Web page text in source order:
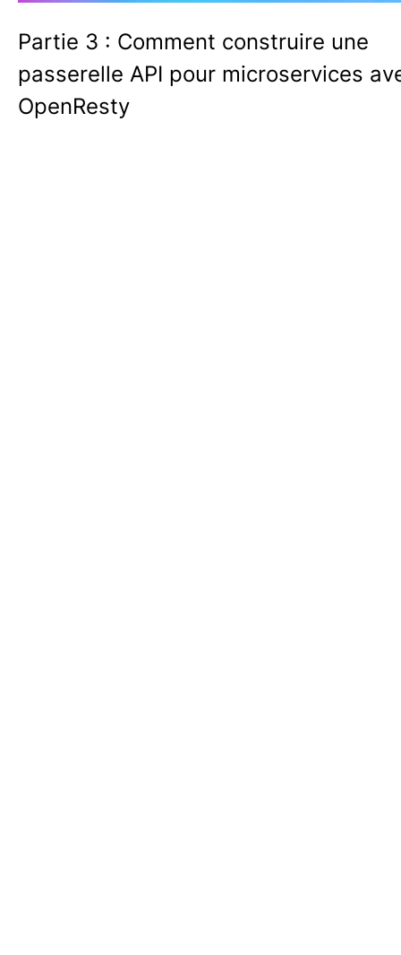
Partie 3 : Comment construire une
passerelle API pour microservices
OpenResty